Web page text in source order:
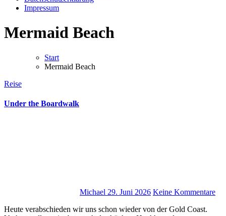
Impressum
Mermaid Beach
Start
Mermaid Beach
Reise
Under the Boardwalk
Michael 29. Juni 2026 Keine Kommentare
Heute verabschieden wir uns schon wieder von der Gold Coast.